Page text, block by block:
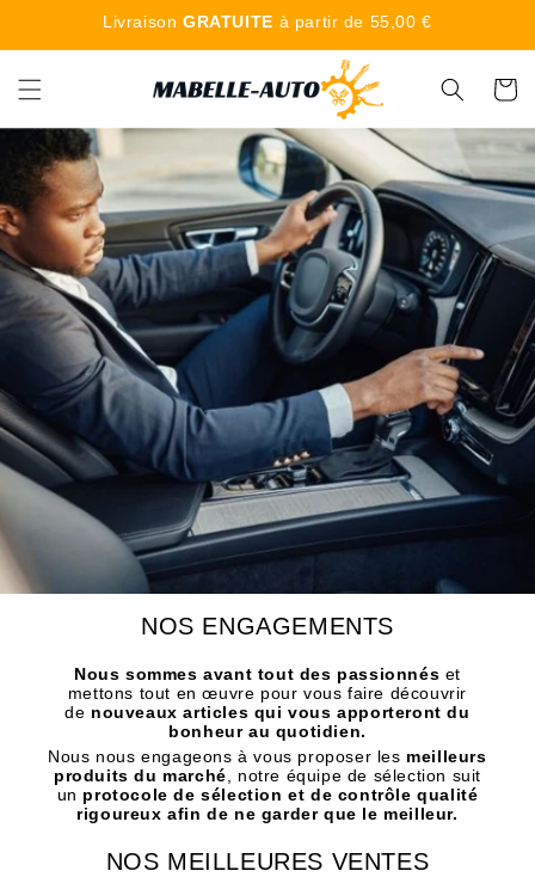
LivraisonGRATUITE à partir de 55,00 €
Panier
NOS ENGAGEMENTS
Nous sommes avant tout des passionnés et
mettons tout en œuvre pour vous faire découvrir
de nouveaux articles qui vous apporteront du
bonheur au quotidien.
Nous nous engageons à vous proposer les meilleurs
produits du marché , notre équipe de sélection suit
un protocole de sélection et de contrôle qualité
rigoureux afin de ne garder que le meilleur.
NOS MEILLEURES VENTES